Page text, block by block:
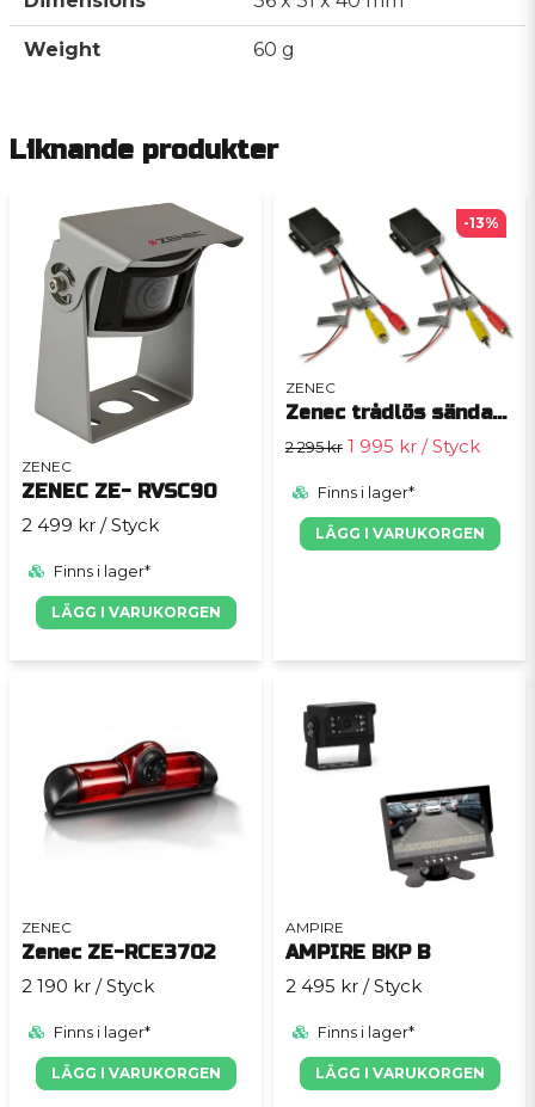
Weight 60 g
Liknande produkter
ZENEC
ZENEC ZE- RVSC90
2 499 kr / Styck
Finns i lager*
LÄGG I VARUKORGEN
ZENEC
Zenec trådlös sändare ZE-RVTX
2 295 kr 1 995 kr / Styck
Finns i lager*
LÄGG I VARUKORGEN
-13%
ZENEC
Zenec ZE-RCE3702
2 190 kr / Styck
Finns i lager*
LÄGG I VARUKORGEN
AMPIRE
AMPIRE BKP B
2 495 kr / Styck
Finns i lager*
LÄGG I VARUKORGEN